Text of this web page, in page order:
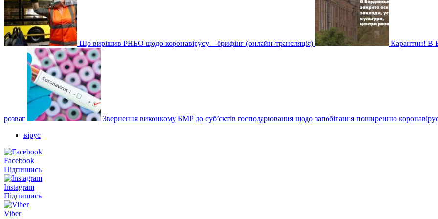
Що вирішив РНБО щодо коронавірусу – брифінг (онлайн-трансляція) Карантин! В
розваг
Звернення виконкому БМР до суб’єктів господарювання щодо запобігання поширенню
вірус
Facebook
Підпишись
Instagram
Підпишись
Viber